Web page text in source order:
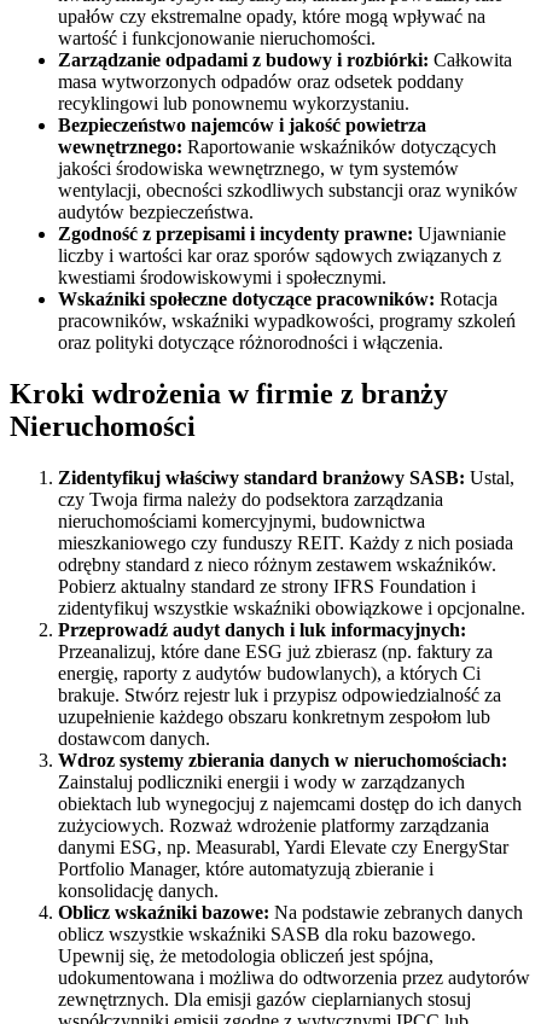
upałów czy ekstremalne opady, które mogą wpływać na
wartość i funkcjonowanie nieruchomości.
Zarządzanie odpadami z budowy i rozbiórki: Całkowita
masa wytworzonych odpadów oraz odsetek poddany
recyklingowi lub ponownemu wykorzystaniu.
Bezpieczeństwo najemców i jakość powietrza
wewnętrznego: Raportowanie wskaźników dotyczących
jakości środowiska wewnętrznego, w tym systemów
wentylacji, obecności szkodliwych substancji oraz wyników
audytów bezpieczeństwa.
Zgodność z przepisami i incydenty prawne: Ujawnianie
liczby i wartości kar oraz sporów sądowych związanych z
kwestiami środowiskowymi i społecznymi.
Wskaźniki społeczne dotyczące pracowników: Rotacja
pracowników, wskaźniki wypadkowości, programy szkoleń
oraz polityki dotyczące różnorodności i włączenia.
Kroki wdrożenia w firmie z branży
Nieruchomości
Zidentyfikuj właściwy standard branżowy SASB: Ustal,
czy Twoja firma należy do podsektora zarządzania
nieruchomościami komercyjnymi, budownictwa
mieszkaniowego czy funduszy REIT. Każdy z nich posiada
odrębny standard z nieco różnym zestawem wskaźników.
Pobierz aktualny standard ze strony IFRS Foundation i
zidentyfikuj wszystkie wskaźniki obowiązkowe i opcjonalne.
Przeprowadź audyt danych i luk informacyjnych:
Przeanalizuj, które dane ESG już zbierasz (np. faktury za
energię, raporty z audytów budowlanych), a których Ci
brakuje. Stwórz rejestr luk i przypisz odpowiedzialność za
uzupełnienie każdego obszaru konkretnym zespołom lub
dostawcom danych.
Wdroz systemy zbierania danych w nieruchomościach:
Zainstaluj podliczniki energii i wody w zarządzanych
obiektach lub wynegocjuj z najemcami dostęp do ich danych
zużyciowych. Rozważ wdrożenie platformy zarządzania
danymi ESG, np. Measurabl, Yardi Elevate czy EnergyStar
Portfolio Manager, które automatyzują zbieranie i
konsolidację danych.
Oblicz wskaźniki bazowe: Na podstawie zebranych danych
oblicz wszystkie wskaźniki SASB dla roku bazowego.
Upewnij się, że metodologia obliczeń jest spójna,
udokumentowana i możliwa do odtworzenia przez audytorów
zewnętrznych. Dla emisji gazów cieplarnianych stosuj